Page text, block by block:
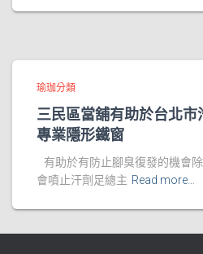
瑜珈分類
三民區當舖有助於台北
專業隱形鐵窗
有助於有防止腳臭復發的機會
會噴止汗劑足總主 Read more…